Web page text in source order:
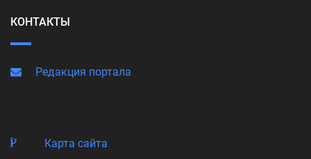
КОНТАКТЫ
Редакция портала
Карта сайта